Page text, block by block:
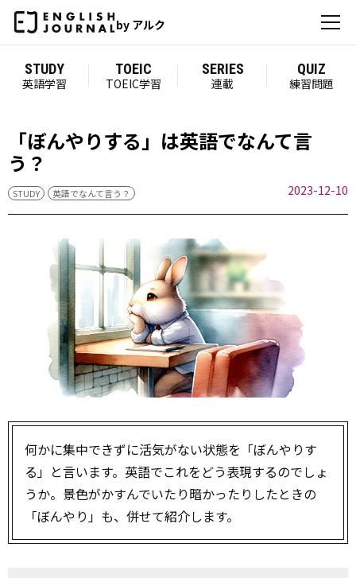
by アルク
STUDY
英語学習
TOEIC
TOEIC学習
SERIES
連載
QUIZ
練習問題
「ぼんやりする」は英語でなんて言
う？
STUDY 英語でなんて言う？ 2023-12-10
何かに集中できずに活気がない状態を「ぼんやりす
る」と言います。英語でこれをどう表現するのでしょ
うか。景色がかすんでいたり暗かったりしたときの
「ぼんやり」も、併せて紹介します。